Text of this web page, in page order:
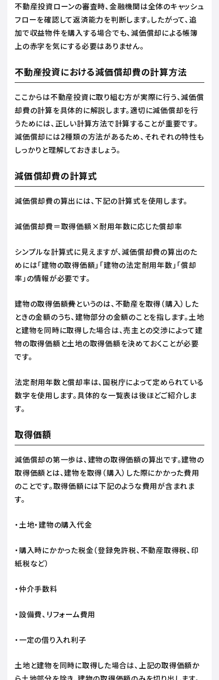
不動産投資ローンの審査時、金融機関は全体のキャッシュ
フローを確認して返済能力を判断します。したがって、追
加で収益物件を購入する場合でも、減価償却による帳簿
上の赤字を気にする必要はありません。
不動産投資における減価償却費の計算方法
ここからは不動産投資に取り組む方が実際に行う、減価償
却費の計算を具体的に解説します。適切に減価償却を行
うためには、正しい計算方法で計算することが重要です。
減価償却には2種類の方法があるため、それぞれの特性も
しっかりと理解しておきましょう。
減価償却費の計算式
減価償却費の算出には、下記の計算式を使用します。
減価償却費＝取得価額×耐用年数に応じた償却率
シンプルな計算式に見えますが、減価償却費の算出のた
めには「建物の取得価額」「建物の法定耐用年数」「償却
率」の情報が必要です。
建物の取得価額費というのは、不動産を取得（購入）した
ときの金額のうち、建物部分の金額のことを指します。土地
と建物を同時に取得した場合は、売主との交渉によって建
物の取得価額と土地の取得価額を決めておくことが必要
です。
法定耐用年数と償却率は、国税庁によって定められている
数字を使用します。具体的な一覧表は後ほどご紹介しま
す。
取得価額
減価償却の第一歩は、建物の取得価額の算出です。建物の
取得価額とは、建物を取得（購入）した際にかかった費用
のことです。取得価額には下記のような費用が含まれま
す。
・土地・建物の購入代金
・購入時にかかった税金（登録免許税、不動産取得税、印
紙税など）
・仲介手数料
・設備費、リフォーム費用
・一定の借り入れ利子
土地と建物を同時に取得した場合は、上記の取得価額か